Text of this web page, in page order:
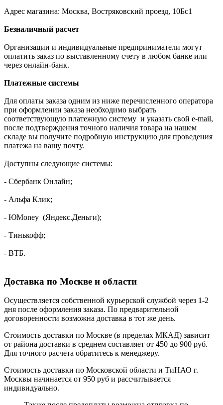
Адрес магазина: Москва, Востряковский проезд, 10Бс1
Безналичный расчет
Организации и индивидуальные предприниматели могут
оплатить заказ по выставленному счету в любом банке или
через онлайн-банк.
Платежные системы
Для оплаты заказа одним из ниже перечисленного оператора
при оформлении заказа необходимо выбрать
соответствующую платежную систему и указать свой e-mail,
после подтверждения точного наличия товара на нашем
складе вы получите подробную инструкцию для проведения
платежа на вашу почту.
Доступны следующие системы:
- Сбербанк Онлайн;
- Альфа Клик;
- ЮMoney (Яндекс.Деньги);
- Тинькофф;
- ВТБ.
Доставка по Москве и области
Осуществляется собственной курьерской службой через 1-2
дня после оформления заказа. По предварительной
договоренности возможна доставка в тот же день.
Стоимость доставки по Москве (в пределах МКАД) зависит
от района доставки в среднем составляет от 450 до 900 руб.
Для точного расчета обратитесь к менеджеру.
Стоимость доставки по Московской области и ТиНАО г.
Москвы начинается от 950 руб и рассчитывается
индивидуально.